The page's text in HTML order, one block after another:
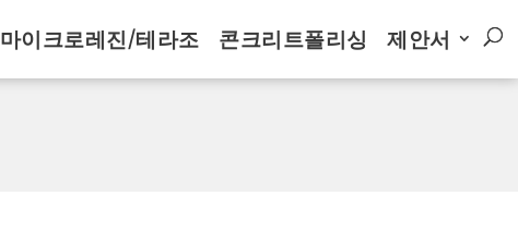
마이크로레진/테라조 콘크리트폴리싱 제안서